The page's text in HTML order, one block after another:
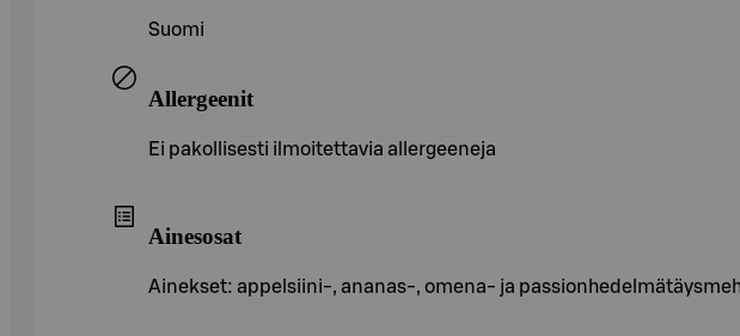
Suomi
Allergeenit
Ei pakollisesti ilmoitettavia allergeeneja
Ainesosat
Ainekset: appelsiini-, ananas-, omena- ja